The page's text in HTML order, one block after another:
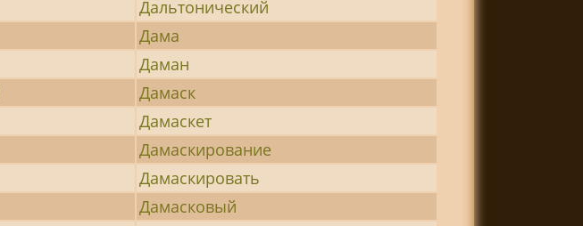
Дальтонический
Дама
Даман
Дамаск
Дамаскет
Дамаскирование
Дамаскировать
Дамасковый